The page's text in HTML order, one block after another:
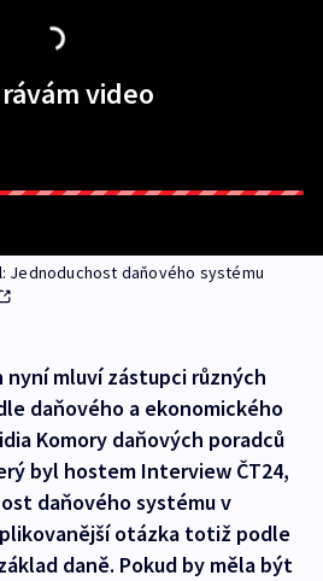
video
Jednoduchost daňového systému
nyní mluví zástupci různých
daňového a ekonomického
Komory daňových poradců
byl hostem Interview ČT24,
daňového systému v
otázka totiž podle
daně. Pokud by měla být